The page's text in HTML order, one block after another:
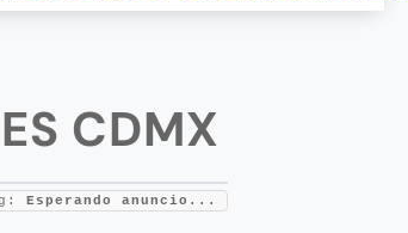
CDMX
Esperando anuncio...